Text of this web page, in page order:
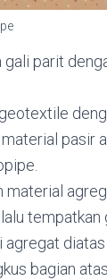
gali parit
pasir
material
tempatkan
agregat
bagian